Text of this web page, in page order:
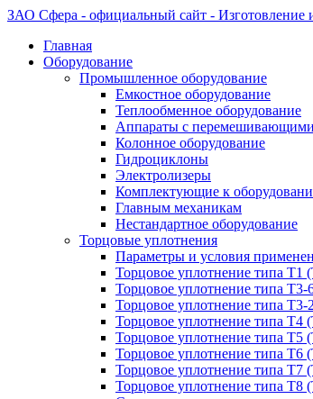
ЗАО Сфера - официальный сайт - Изготовление
Главная
Оборудование
Промышленное оборудование
Емкостное оборудование
Теплообменное оборудование
Аппараты с перемешивающими
Колонное оборудование
Гидроциклоны
Электролизеры
Комплектующие к
Главным механикам
Нестандартное оборудование
Торцовые уплотнения
Параметры и условия
Торцовое уплотнение типа Т1
Торцовое уплотнение типа
Торцовое уплотнение типа
Торцовое уплотнение типа Т4
Торцовое уплотнение типа Т5
Торцовое уплотнение типа
Торцовое уплотнение типа
Торцовое уплотнение типа